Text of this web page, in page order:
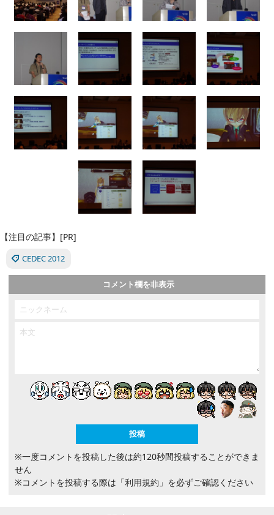
【注目の記事】[PR]
CEDEC 2012
コメント欄を非表示
※一度コメントを投稿した後は約120秒間投稿することができま
せん
※コメントを投稿する際は 「利用規約」 を必ずご確認ください